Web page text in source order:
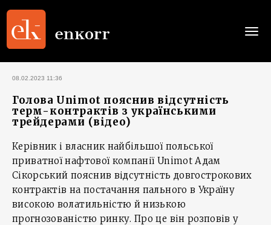
08.02.2023 11:36
Голова Unimot пояснив відсутність
терм-контрактів з українськими
трейдерами (відео)
Керівник і власник найбільшої польської
приватної нафтової компанії Unimot Адам
Сікорський пояснив відсутність довгострокових
контрактів на постачання пального в Україну
високою волатильністю й низькою
прогнозованістю ринку. Про це він розповів у